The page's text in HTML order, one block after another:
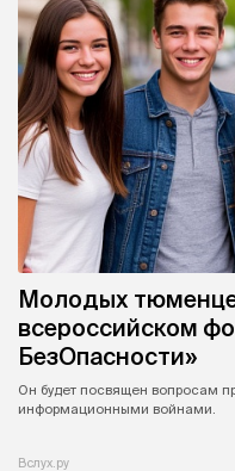
Молодых
всероссийском
БезОпасности»
Он будет посвящен вопросам
информационными войнами.
Вслух.ру